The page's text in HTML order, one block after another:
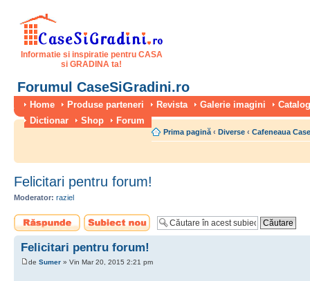
Informatie si inspiratie pentru CASA
si GRADINA ta!
Forumul CaseSiGradini.ro
Home Produse parteneri Revista Galerie imagini
Dictionar
Shop Forum
Prima pagină ‹ Diverse ‹ Cafeneaua
Felicitari pentru forum!
Moderator: raziel
Scrie un răspuns
Scrie un subiect
nou
Felicitari pentru forum!
de Sumer » Vin Mar 20, 2015 2:21 pm